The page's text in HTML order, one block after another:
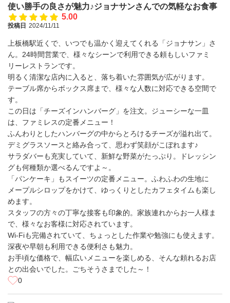
使い勝手の良さが魅力♪ジョナサンさんでの気軽なお食事
5.00
投稿日 2024/11/11
上板橋駅近くで、いつでも温かく迎えてくれる「ジョナサン」さ
ん。24時間営業で、様々なシーンで利用できる頼もしいファミ
リーレストランです。
明るく清潔な店内に入ると、落ち着いた雰囲気が広がります。
テーブル席からボックス席まで、様々な人数に対応できる空間で
す。
この日は「チーズインハンバーグ」を注文。ジューシーな一皿
は、ファミレスの定番メニュー！
ふんわりとしたハンバーグの中からとろけるチーズが溢れ出て。
デミグラスソースと絡み合って、思わず笑顔がこぼれます♪
サラダバーも充実していて、新鮮な野菜がたっぷり。ドレッシン
グも何種類か選べるんですよ～。
「パンケーキ」もスイーツの定番メニュー。ふわふわの生地に
メープルシロップをかけて、ゆっくりとしたカフェタイムも楽し
めます。
スタッフの方々の丁寧な接客も印象的。家族連れからお一人様ま
で、様々なお客様に対応されています。
Wi-Fiも完備されていて、ちょっとした作業や勉強にも使えます。
深夜や早朝も利用できる便利さも魅力。
お手頃な価格で、幅広いメニューを楽しめる、そんな頼れるお店
との出会いでした。ごちそうさまでした～！
0